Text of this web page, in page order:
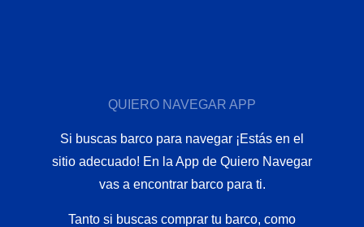
QUIERO NAVEGAR APP
Si buscas barco para navegar ¡Estás en el
sitio adecuado! En la App de Quiero Navegar
vas a encontrar barco para ti.
Tanto si buscas comprar tu barco, como